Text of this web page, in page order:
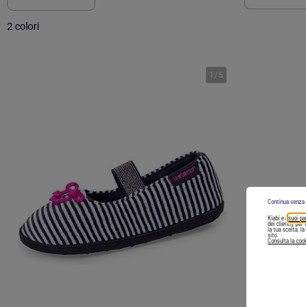
Kiabi e i suoi
dei clienti), per
la tua scelta, la
sito.
Consulta la
Continua
2 colori
1 / 5